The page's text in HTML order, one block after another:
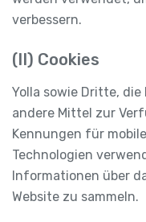
verbessern.
(II) Cookies
Yolla sowie Dritte,
andere Mittel zur
Kennungen für
Technologien
Informationen über
Website zu sammeln.